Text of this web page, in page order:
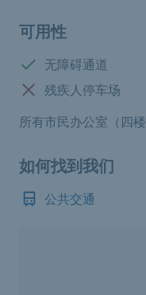
可用性
有:
无障碍通道
没有:残疾人停车场
所有市民办公室（四
如何找到我们
公共交通